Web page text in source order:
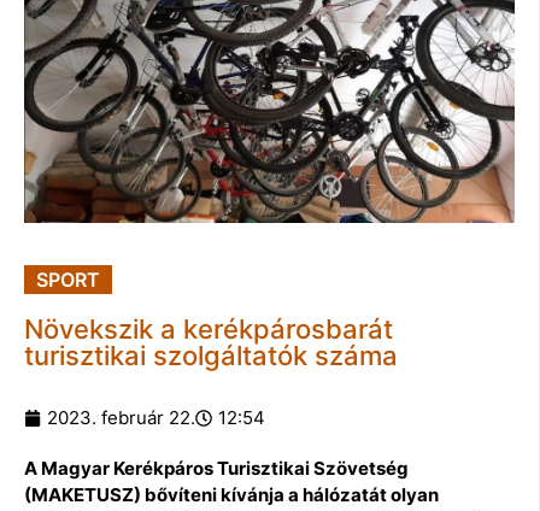
SPORT
Növekszik a kerékpárosbarát
turisztikai szolgáltatók száma
2023. február 22. 12:54
A Magyar Kerékpáros Turisztikai Szövetség
(MAKETUSZ) bővíteni kívánja a hálózatát olyan